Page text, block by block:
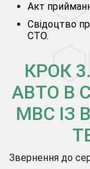
Акт
Свідоцтво
СТО.
КРОК
АВТО В
МВС ІЗ
Звернення до